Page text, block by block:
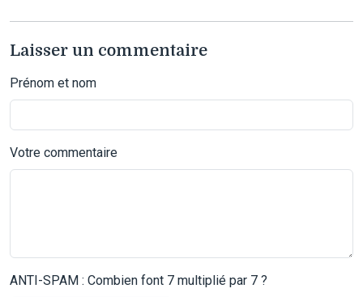
Laisser un commentaire
Prénom et nom
Votre commentaire
ANTI-SPAM : Combien font 7 multiplié par 7 ?